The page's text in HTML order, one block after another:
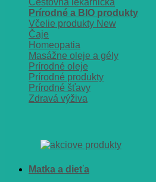
Cestovná lekárnička
Prírodné a BIO produkty
Včelie produkty
Čaje
Homeopatia
Masážne oleje a gély
Prírodné oleje
Prírodné produkty
Prírodné šťavy
Zdravá výživa
Matka a dieťa